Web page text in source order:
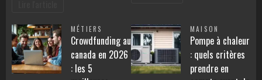
MÉTIERS
Crowdfunding au
canada en 2026
: les 5
MAISON
Pompe à chaleur
: quels critères
prendre en